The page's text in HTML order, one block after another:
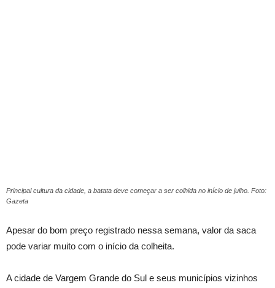
Principal cultura da cidade, a batata deve começar a ser colhida no início de julho. Foto:
Gazeta
Apesar do bom preço registrado nessa semana, valor da saca
pode variar muito com o início da colheita.
A cidade de Vargem Grande do Sul e seus municípios vizinhos